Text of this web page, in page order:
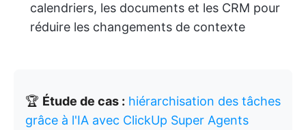
calendriers, les documents et les CRM pour
réduire les changements de contexte
🏆 Étude de cas : hiérarchisation des tâches
grâce à l'IA avec ClickUp Super Agents